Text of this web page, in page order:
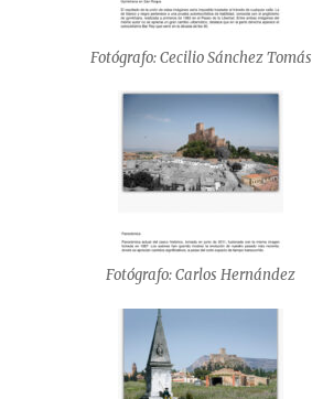
Fotógrafo: Cecilio Sánchez Tomás
Fotógrafo: Carlos Hernández